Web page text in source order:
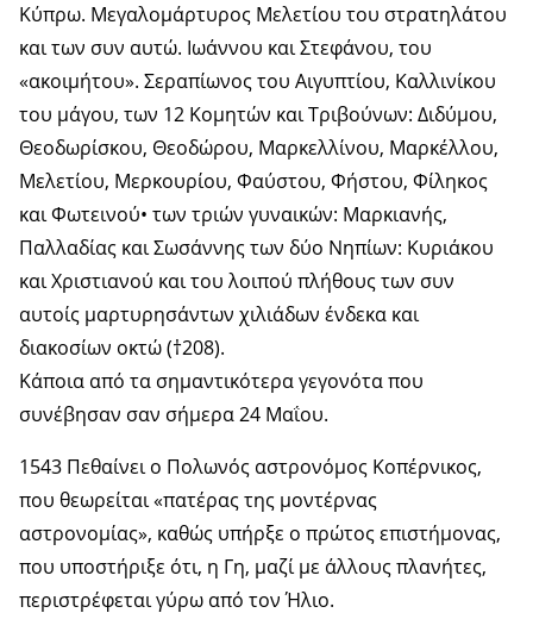
Κύπρω. Μεγαλομάρτυρος Μελετίου του στρατηλάτου
και των συν αυτώ. Ιωάννου και Στεφάνου, του
«ακοιμήτου». Σεραπίωνος του Αιγυπτίου, Καλλινίκου
του μάγου, των 12 Κομητών και Τριβούνων: Διδύμου,
Θεοδωρίσκου, Θεοδώρου, Μαρκελλίνου, Μαρκέλλου,
Μελετίου, Μερκουρίου, Φαύστου, Φήστου, Φίληκος
και Φωτεινού• των τριών γυναικών: Μαρκιανής,
Παλλαδίας και Σωσάννης των δύο Νηπίων: Κυριάκου
και Χριστιανού και του λοιπού πλήθους των συν
αυτοίς μαρτυρησάντων χιλιάδων ένδεκα και
διακοσίων οκτώ (†208).
Κάποια από τα σημαντικότερα γεγονότα που
συνέβησαν σαν σήμερα 24 Μαΐου.
1543 Πεθαίνει ο Πολωνός αστρονόμος Κοπέρνικος,
που θεωρείται «πατέρας της μοντέρνας
αστρονομίας», καθώς υπήρξε ο πρώτος επιστήμονας,
που υποστήριξε ότι, η Γη, μαζί με άλλους πλανήτες,
περιστρέφεται γύρω από τον Ήλιο.